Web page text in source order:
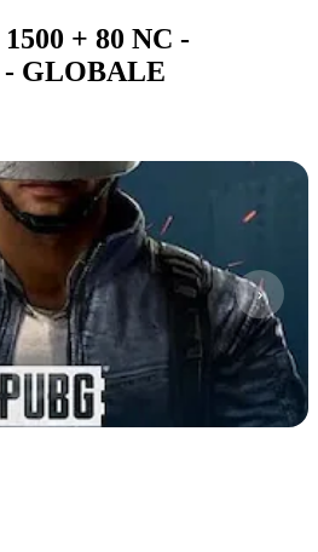
+ 80 NC -
- GLOBALE